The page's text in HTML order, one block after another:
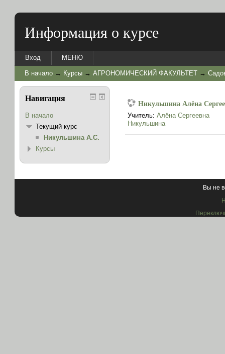
Информация о курсе
Вход МЕНЮ
В начало → Курсы → АГРОНОМИЧЕСКИЙ ФАКУЛЬТЕТ →
Никульшина Алёна
Учитель:Алёна Сергеевна
Никульшина
Навигация
В начало
Текущий курс
Никульшина А.С.
Курсы
Вы не